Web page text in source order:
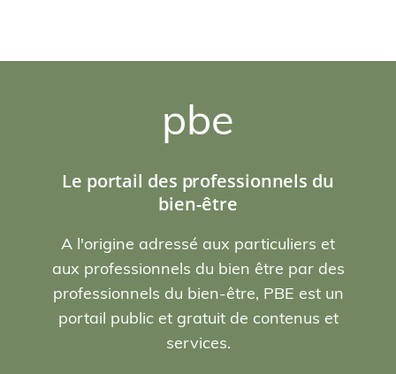
pbe
Le portail des professionnels du
bien-être
A l'origine adressé aux particuliers et
aux professionnels du bien être par des
professionnels du bien-être, PBE est un
portail public et gratuit de contenus et
services.